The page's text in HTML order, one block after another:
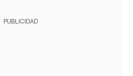
PUBLICIDAD